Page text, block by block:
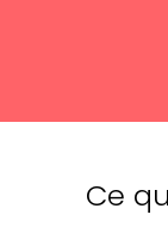
Ce